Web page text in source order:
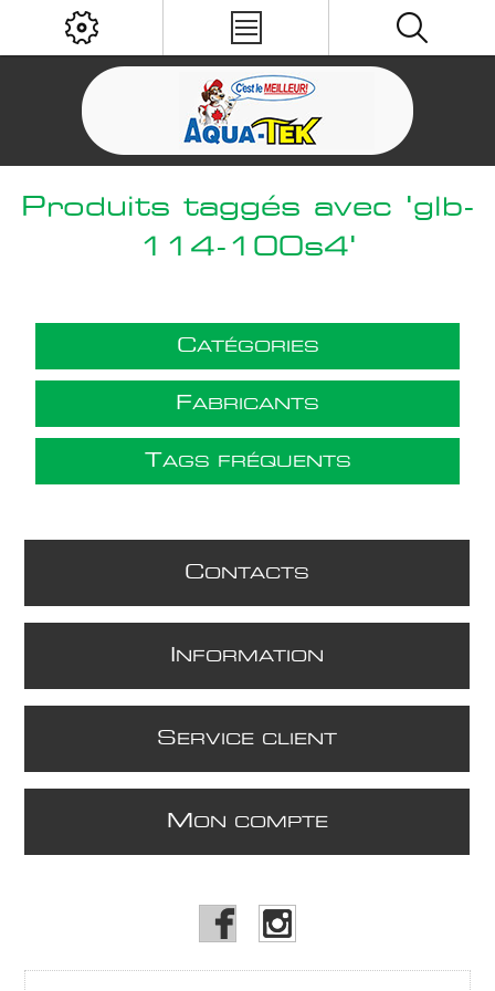
Produits taggés avec 'glb-
114-100s4'
CATÉGORIES
FABRICANTS
TAGS FRÉQUENTS
CONTACTS
NFORMATION
S ERVICE CLIENT
M ON COMPTE